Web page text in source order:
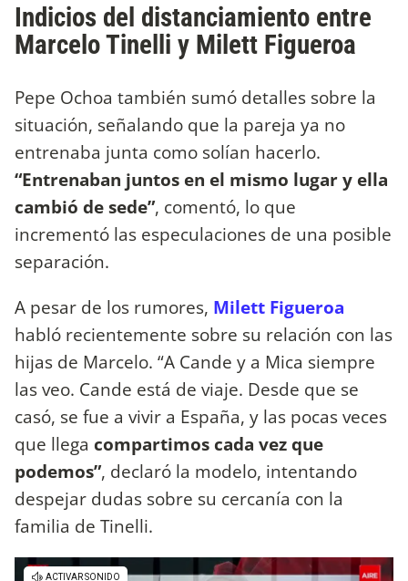
Indicios del distanciamiento entre
Marcelo Tinelli y Milett Figueroa
Pepe Ochoa también sumó detalles sobre la
situación, señalando que la pareja ya no
entrenaba junta como solían hacerlo.
“Entrenaban juntos en el mismo lugar y ella
cambió de sede”, comentó, lo que
incrementó las especulaciones de una posible
separación.
A pesar de los rumores, Milett Figueroa
habló recientemente sobre su relación con las
hijas de Marcelo. “A Cande y a Mica siempre
las veo. Cande está de viaje. Desde que se
casó, se fue a vivir a España, y las pocas veces
que llega compartimos cada vez que
podemos”, declaró la modelo, intentando
despejar dudas sobre su cercanía con la
familia de Tinelli.